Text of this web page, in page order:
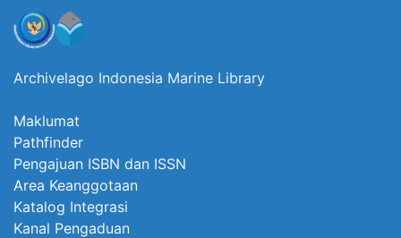
Archivelago Indonesia Marine Library
Maklumat
Pathfinder
Pengajuan ISBN dan ISSN
Area Keanggotaan
Katalog Integrasi
Kanal Pengaduan